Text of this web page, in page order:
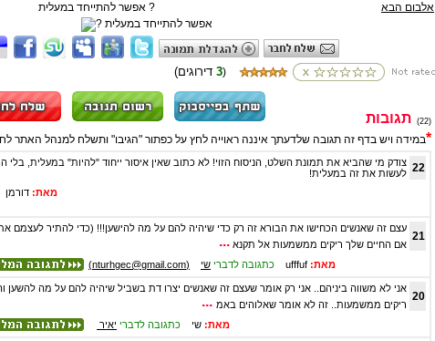
? אפשר להתייחד במעלית אלבום הבא
3)
(22)
תגובות
*במידה ויש בדף זה תגובה שלדעתך איננה ראוייה לחץ על כפתור "הגיבו" ותשלח למנהל האתר
צודק מי שהביא את תמונת השלט, הניסוח הזוי! לא כתוב שאין איסור ייחוד "להיות" במעלית, בלי
לעשות את זה במעלית! 22
מאת: דורמן
עצם זה שאנשים הכחישו את הבורא זה רק כדי שיהיה להם על מה להישען!!! (כדי להתיר לעצמם את
אם החיים שלך ריקים ממשמעות אל תקנא ... 21
מאת: ufffuf כתגובה לדברי שי (nturhgec@gmail.com)
אני לא משווה ביניהם.. אני רק אומר שעצם זה שאנשים יצרו דת בשביל שיהיה להם על מה להשען
ריקים ממשמעות.. זה לא אומר שאלוהים באמ ... 20
מאת: שי כתגובה לדברי יאיר